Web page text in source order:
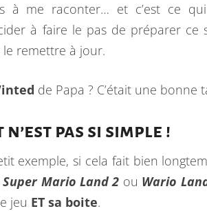
2
2
à me raconter… et c’est ce qui
à faire le pas de préparer ce
remettre à jour.
de Papa ? C’était une bonne
pas si simple !
exemple, si cela fait bien
Super Mario Land 2 ou Wario
jeu ET sa boite.